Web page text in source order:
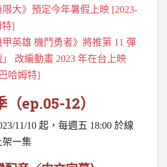
大》預定今年暑假上映 [2023-
特]
英雄 機鬥勇者》將推第 11 彈
」 改編動畫 2023 年在台上映
哈姆特]
ep.05-12）
11/10 起，每週五 18:00 於線
架一集